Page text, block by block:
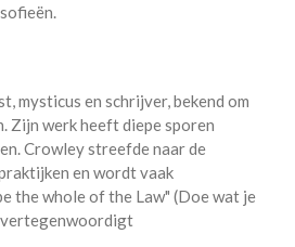
mysticus en schrijver, bekend om
Zijn werk heeft diepe sporen
Crowley streefde naar de
en wordt vaak
the whole of the Law" (Doe wat je
vertegenwoordigt​